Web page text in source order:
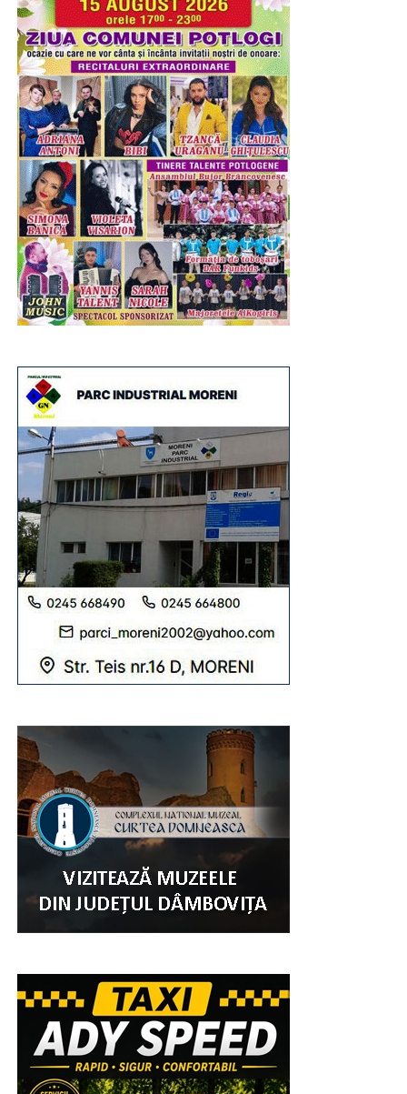
adulți și 15 lei pentru elevi, studenți și pensionari.
Vă invităm să transformați o zi caniculară într-o experiență
memorabilă, alegând să vizitați Peștera Ialomiței, unul
dintre cele mai valoroase obiective turistice ale județului
Dâmbovița, unde răcoarea naturală, aerul curat și
frumusețea peisajului montan oferă condițiile ideale
pentru relaxare și descoperire.
Urmărește Incomod Media și pe Google News
RECLAMA